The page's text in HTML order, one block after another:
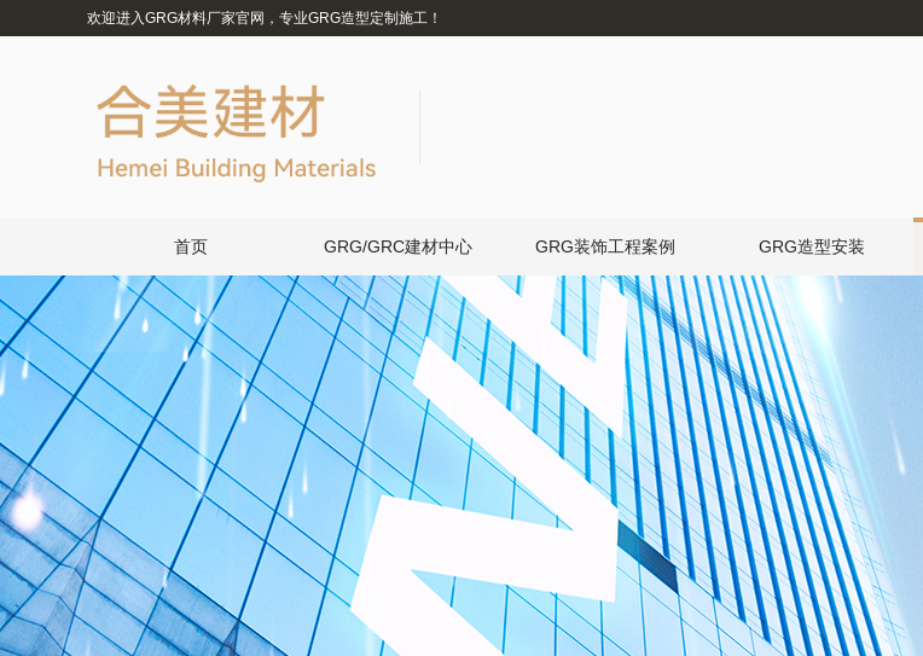
欢迎进入GRG材料厂家官网，专业GRG造型定制施工！
首页 GRG/GRC建材中心 GRG装饰工程案例 GRG造型安装